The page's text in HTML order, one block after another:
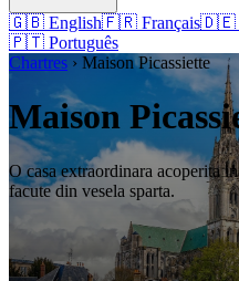
🇬🇧 English🇫🇷 Français🇩🇪
🇵🇹 Português
Chartres › Maison Picassiette
Maison
O casa extraordinara acoperita
facute din vesela sparta.